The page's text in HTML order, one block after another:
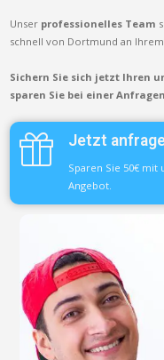
Unser professionelles Team
schnell von Dortmund an
Sichern Sie sich jetzt Ihren
sparen Sie bei einer
Jetzt
Sparen Sie 50€
Angebot.